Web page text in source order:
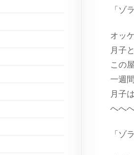
「ゾ
オッ
月子
この
一週
月子
へへ
「ゾ